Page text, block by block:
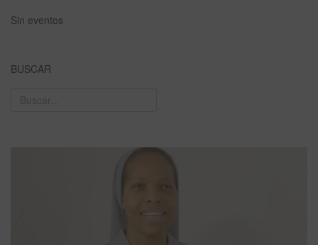
Sin eventos
BUSCAR